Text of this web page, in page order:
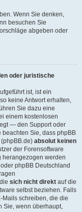
Wenn Sie denken,
besuchen Sie
abgeben oder
oder juristische
ist, ist ein
keine Antwort erhalten,
Sie dazu eine
einem kostenlosen
— den Support oder
beachten Sie, dass phpBB
absolut keinen
der Forensoftware
herangezogen werden
phpBB Deutschland
sich nicht direkt auf die
selbst beziehen. Falls
Mails schreiben, die die
Sie, wenn überhaupt,